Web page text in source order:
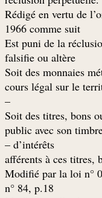
: Rédigé en vertu de
1966 comme suit
: Est puni de la
falsifie ou altère
1- Soit des monnaies
cours légal sur le
–
2- Soit des titres,
public avec son
d’intérêts –
.(2) Modifié par la loi
n° 84, p.18